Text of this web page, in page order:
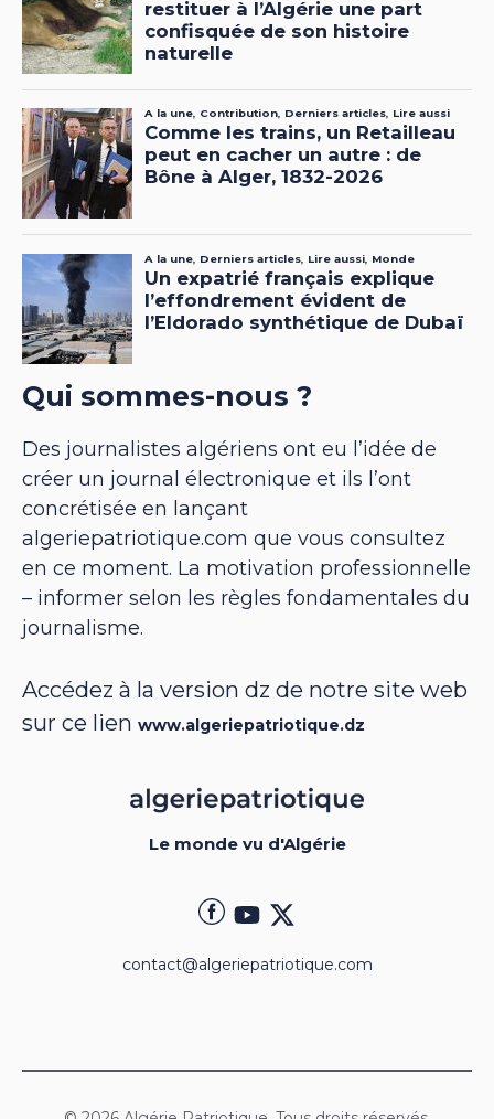
Qui sommes-nous ?
Des journalistes algériens ont eu l’idée de
créer un journal électronique et ils l’ont
concrétisée en lançant
algeriepatriotique.com que vous consultez
en ce moment. La motivation professionnelle
– informer selon les règles fondamentales du
journalisme.
Accédez à la version dz de notre site web
sur ce lien www.algeriepatriotique.dz
Le monde vu d'Algérie
contact@algeriepatriotique.com